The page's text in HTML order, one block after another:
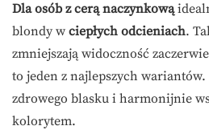
Dla osób z cerą naczynkową
blondy w ciepłych odcieniach.
zmniejszają widoczność
to jeden z najlepszych
zdrowego blasku i harmonijnie
kolorytem.